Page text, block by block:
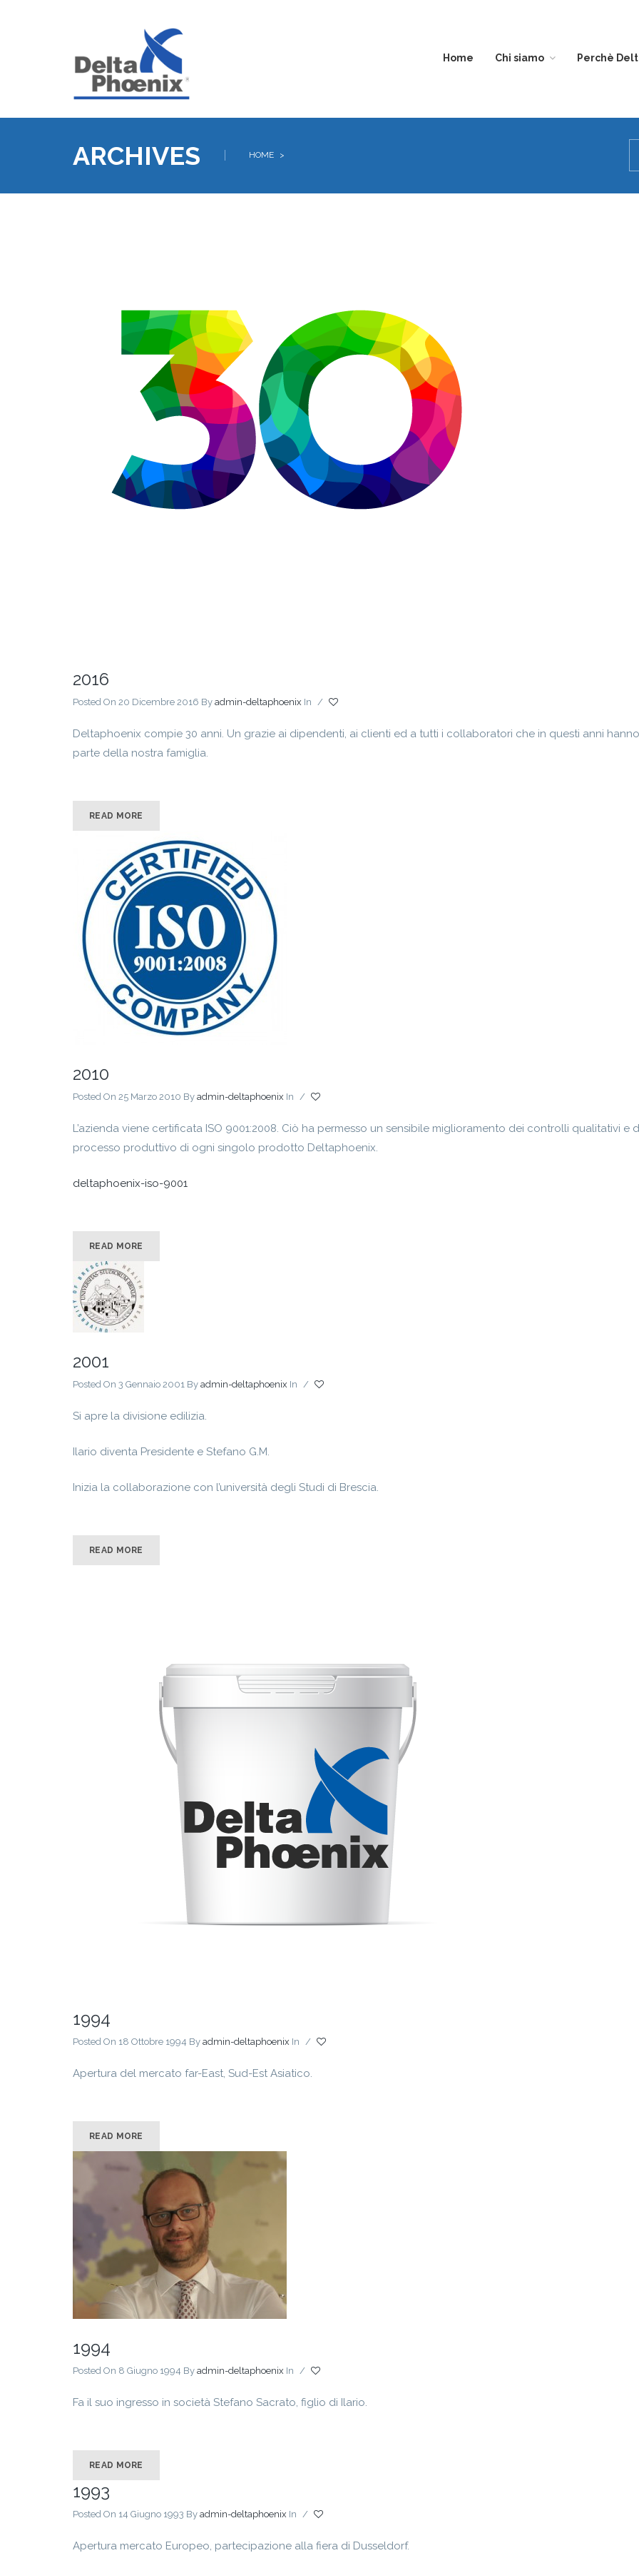
Home Chi siamo Perchè
ARCHIVES HOME >
2016
Posted On 20 Dicembre 2016 By admin-deltaphoenix In /
Deltaphoenix compie 30 anni. Un grazie ai dipendenti, ai clienti ed a tutti i collaboratori che in questi anni
parte della nostra famiglia.
READ MORE
2010
Posted On 25 Marzo 2010 By admin-deltaphoenix In /
L’azienda viene certificata ISO 9001:2008. Ciò ha permesso un sensibile miglioramento dei controlli qualitativi e
processo produttivo di ogni singolo prodotto Deltaphoenix.
deltaphoenix-iso-9001
READ MORE
2001
Posted On 3 Gennaio 2001 By admin-deltaphoenix In /
Si apre la divisione edilizia.
Ilario diventa Presidente e Stefano G.M.
Inizia la collaborazione con l’università degli Studi di Brescia.
READ MORE
1994
Posted On 18 Ottobre 1994 By admin-deltaphoenix In /
Apertura del mercato far-East, Sud-Est Asiatico.
READ MORE
1994
Posted On 8 Giugno 1994 By admin-deltaphoenix In /
Fa il suo ingresso in società Stefano Sacrato, figlio di Ilario.
READ MORE
1993
Posted On 14 Giugno 1993 By admin-deltaphoenix In /
Apertura mercato Europeo, partecipazione alla fiera di Dusseldorf.